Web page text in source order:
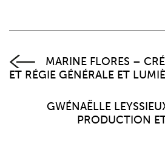
MARINE FLORES –
ET RÉGIE GÉNÉRALE ET
GWÉNAËLLE
PRODUCTION